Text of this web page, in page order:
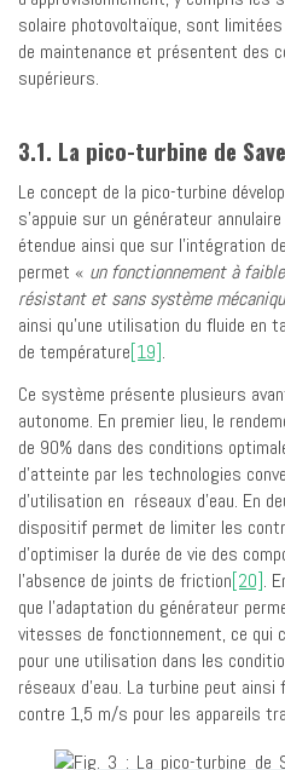
solaire photovoltaïque, sont
de maintenance et présentent des
supérieurs.
3.1. La pico-turbine de
Le concept de la pico-turbine
s’appuie sur un générateur
étendue ainsi que sur l’intégration
permet « un fonctionnement à
résistant et sans système
ainsi qu’une utilisation du fluide en
de température[19].
Ce système présente plusieurs
autonome. En premier lieu, le
de 90% dans des conditions
d’atteinte par les technologies
d’utilisation en réseaux d’eau. En
dispositif permet de limiter les
d’optimiser la durée de vie des
l’absence de joints de friction[20].
que l’adaptation du générateur
vitesses de fonctionnement, ce qui
pour une utilisation dans les
réseaux d’eau. La turbine peut
contre 1,5 m/s pour les appareils